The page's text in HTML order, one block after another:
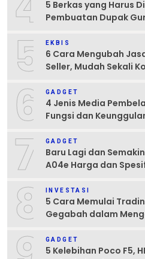
5 Berkas yang Harus
Pembuatan Dupak
5 EKBIS
6 Cara Mengubah
Seller, Mudah Sekali
6 GADGET
4 Jenis Media
Fungsi dan
7 GADGET
Baru Lagi dan
A04e Harga dan
8 INVESTASI
5 Cara Memulai
Gegabah dalam
GADGET
5 Kelebihan Poco F5,